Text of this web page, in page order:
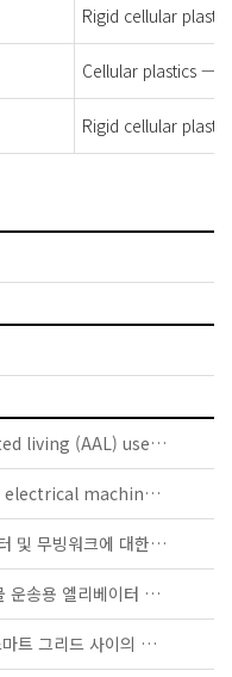
Rigid cellular
Cellular plastics —
Rigid cellular
IEC TS 63134:2020 - Active assisted living (AAL) use cases
IEC 60034-5:2020 RLV - Rotating electrical machines - Part 5: Degrees of protection provided by the integral design of rotating electrical machines (IP code) - Classification
KS B ISO/TS 25740-1 - 에스컬레이터 및 무빙워크에 대한 안전요건 — 제1부: 세계공통 필수 안전요건(GESRs)
KS B ISO/TS 8100-21 - 승객 및 화물 운송용 엘리베이터 —제21부: 세계공통 필수안전요건(GESRs)을 충족하는 세계공통 안전 파라미터(GSPs)
KS C IEC TS 62872 - 산업 시설과 스마트 그리드 사이의 산업 공정 측정, 제어 및 자동화 시스템 인터페이스